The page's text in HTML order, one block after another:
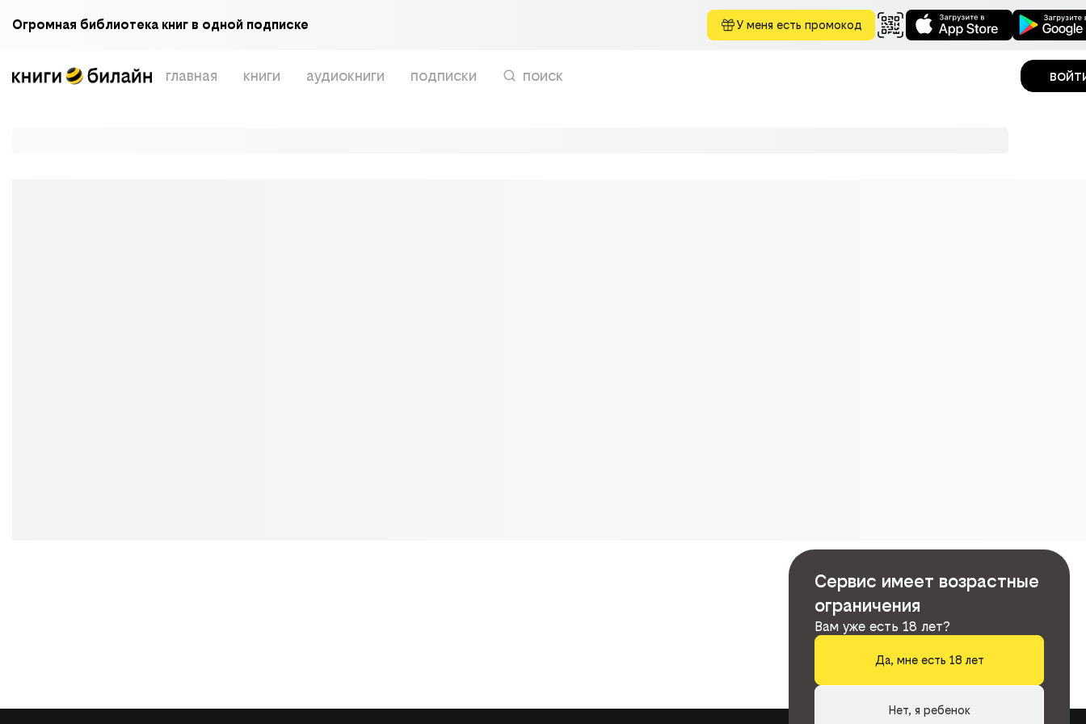
Огромная библиотека книг в одной подписке У меня есть промокод
главная книги аудиокниги подписки поиск
Сервис имеет возрастные
ограничения
Вам уже есть 18 лет?
Да, мне есть 18 лет
Нет, я ребенок